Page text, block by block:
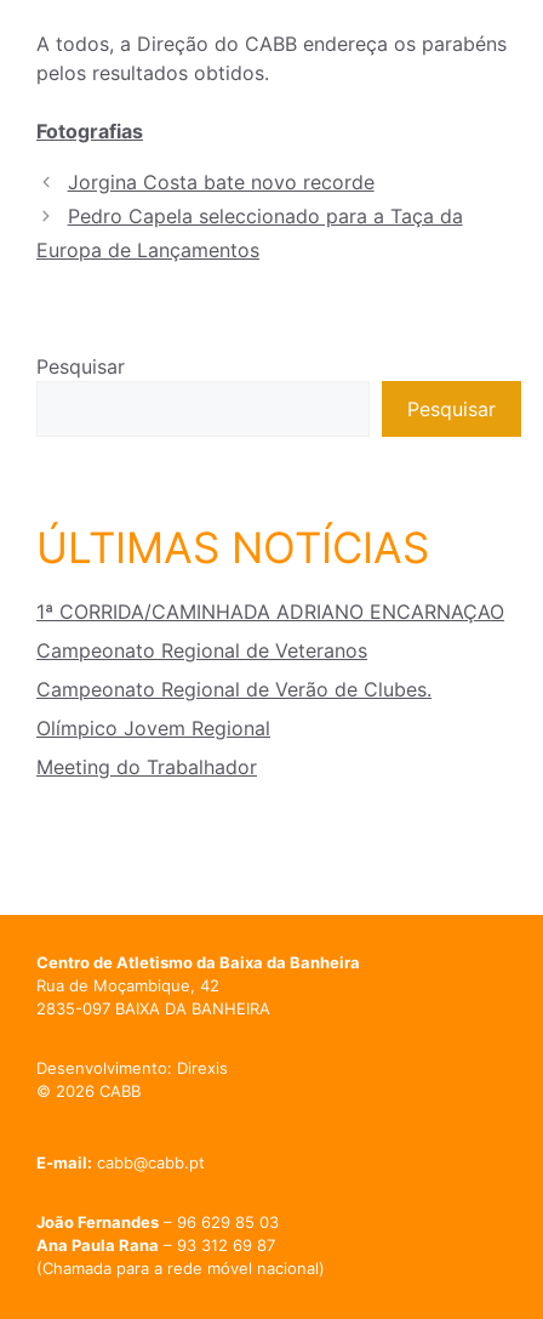
A todos, a Direção do CABB endereça os parabéns
pelos resultados obtidos.
Fotografias
Jorgina Costa bate novo recorde
Pedro Capela seleccionado para a Taça da
Europa de Lançamentos
Pesquisar
Pesquisar
ÚLTIMAS NOTÍCIAS
1ª CORRIDA/CAMINHADA ADRIANO ENCARNAÇAO
Campeonato Regional de Veteranos
Campeonato Regional de Verão de Clubes.
Olímpico Jovem Regional
Meeting do Trabalhador
Centro de Atletismo da Baixa da Banheira
Rua de Moçambique, 42
2835-097 BAIXA DA BANHEIRA
Desenvolvimento: Direxis
© 2026 CABB
E-mail: cabb@cabb.pt
João Fernandes – 96 629 85 03
Ana Paula Rana – 93 312 69 87
(Chamada para a rede móvel nacional)